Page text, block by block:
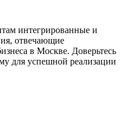
интегрированные и
отвечающие
в Москве. Доверьтесь
для успешной реализации